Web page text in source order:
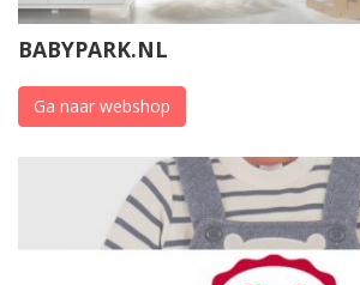
BABYPARK.NL
Ga naar webshop